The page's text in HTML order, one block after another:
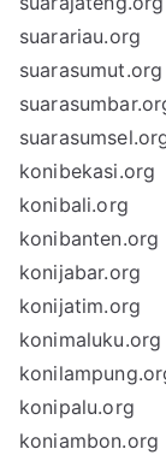
suarariau.org
suarasumut.org
konibekasi.org
konibali.org
konibanten.org
konijabar.org
konijatim.org
konimaluku.org
konipalu.org
koniambon.org